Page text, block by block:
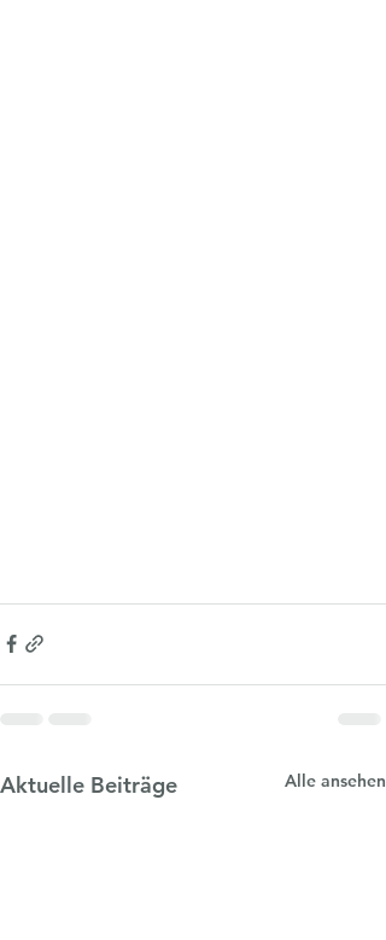
Aktuelle Beiträge Alle ansehen